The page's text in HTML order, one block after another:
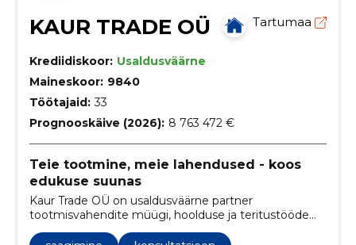
KAUR TRADE OÜ Tartumaa
Krediidiskoor: Usaldusväärne
Maineskoor: 9840
Töötajaid: 33
Prognooskäive (2026): 8 763 472 €
Teie tootmine, meie lahendused - koos
edukuse suunas
Kaur Trade OÜ on usaldusväärne partner
tootmisvahendite müügi, hoolduse ja teritustööde
valdkonnas. Meie eesmärk on tagada teie ettevõtte